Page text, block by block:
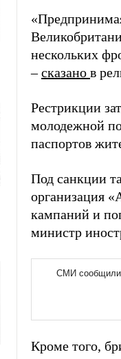
нескольких
–сказано в
Рестрикции
молодежной
паспортов
Под санкции
организация
кампаний и
министр
Кроме того,